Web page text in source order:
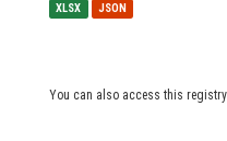
XLSX JSON
You can also access this